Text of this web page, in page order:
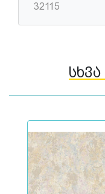
32115